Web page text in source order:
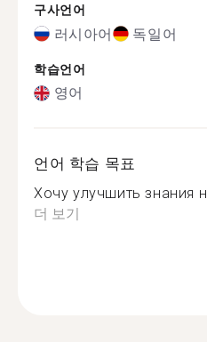
구사언어
러시아어 독일어
학습언어
영어
언어 학습 목표
Хочу улучшить знания
더 보기